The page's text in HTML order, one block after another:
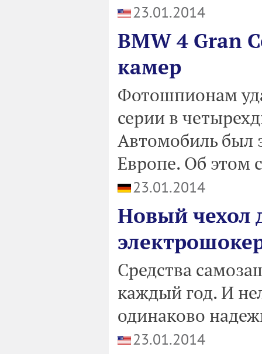
23.01.2014
BMW 4 Gran
камер
Фотошпионам
серии в
Автомобиль был
Европе. Об этом
23.01.2014
Новый чехол
Средства
каждый год. И
одинаково
23.01.2014